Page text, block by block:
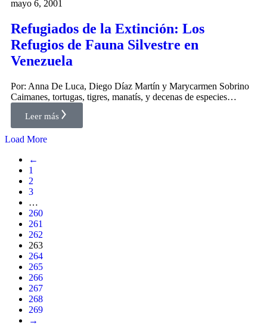
mayo 6, 2001
Refugiados de la Extinción: Los
Refugios de Fauna Silvestre en
Venezuela
Por: Anna De Luca, Diego Díaz Martín y Marycarmen Sobrino
Caimanes, tortugas, tigres, manatís, y decenas de especies…
Leer más
Load More
←
1
2
3
…
260
261
262
263
264
265
266
267
268
269
→